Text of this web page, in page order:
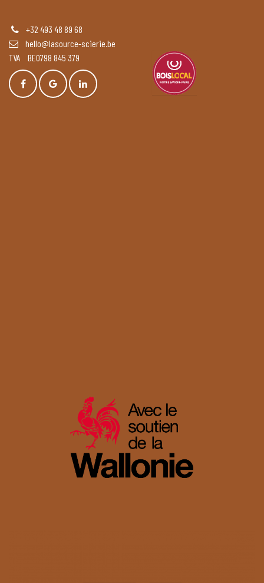
+32 493 48 89 68
hello@lasource-scierie.be
TVA BE0798 845 379